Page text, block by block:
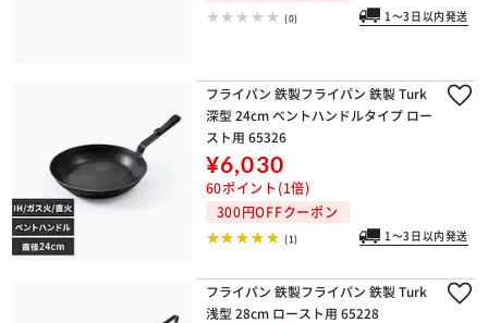
300円OFFクーポン
フライパン 鉄製フライパン 鉄製 Turk
深型 24cm ベントハンドルタイプ ロー
スト用 65326
¥6,030
60ポイント(1倍)
300円OFFクーポン
フライパン 鉄製フライパン 鉄製 Turk